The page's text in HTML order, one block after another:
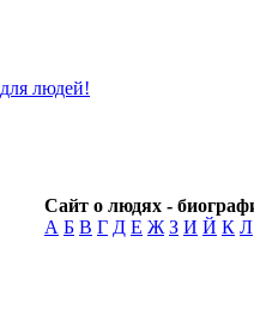
Сайт о людях -
А Б В Г Д Е Ж З И Й К Л